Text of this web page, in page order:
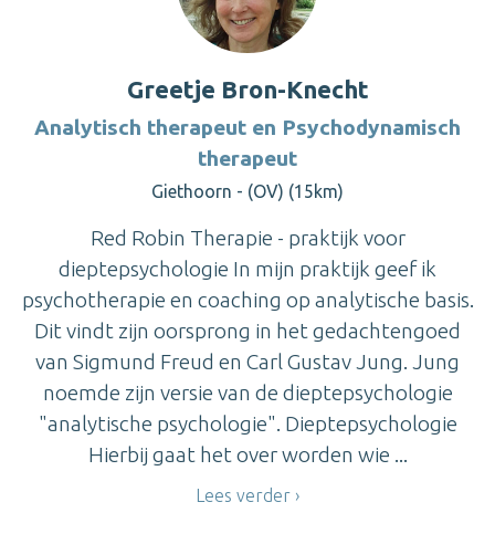
Greetje Bron-Knecht
Analytisch therapeut en Psychodynamisch
therapeut
Giethoorn - (OV) (15km)
Red Robin Therapie - praktijk voor
dieptepsychologie In mijn praktijk geef ik
psychotherapie en coaching op analytische basis.
Dit vindt zijn oorsprong in het gedachtengoed
van Sigmund Freud en Carl Gustav Jung. Jung
noemde zijn versie van de dieptepsychologie
"analytische psychologie". Dieptepsychologie
Hierbij gaat het over worden wie ...
Lees verder